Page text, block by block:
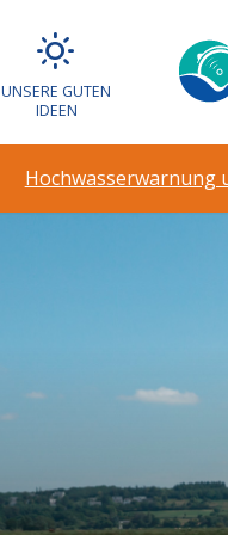
UNSERE GUTEN
IDEEN
Hochwasserwarnung